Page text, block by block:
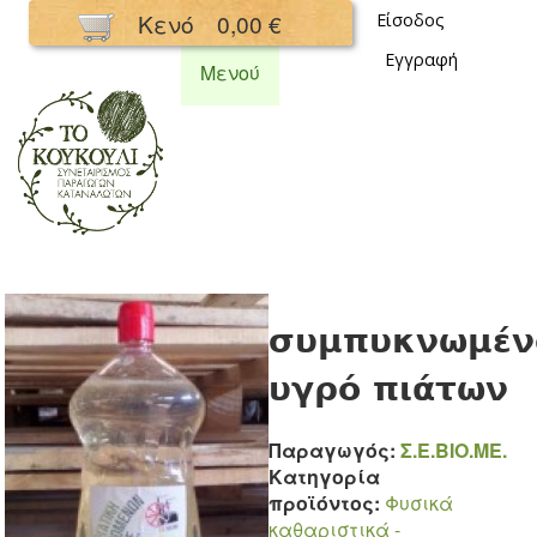
Παράκαμψη
προς το
κυρίως
Κενό 0,00 €
Είσοδος
Εγγραφή
Συνεταιρισμός
Μενού
υγρό πιάτων
Παραγωγός: Σ.Ε.ΒΙΟ.ΜΕ.
Κατηγορία
προϊόντος: Φυσικά
καθαριστικά -